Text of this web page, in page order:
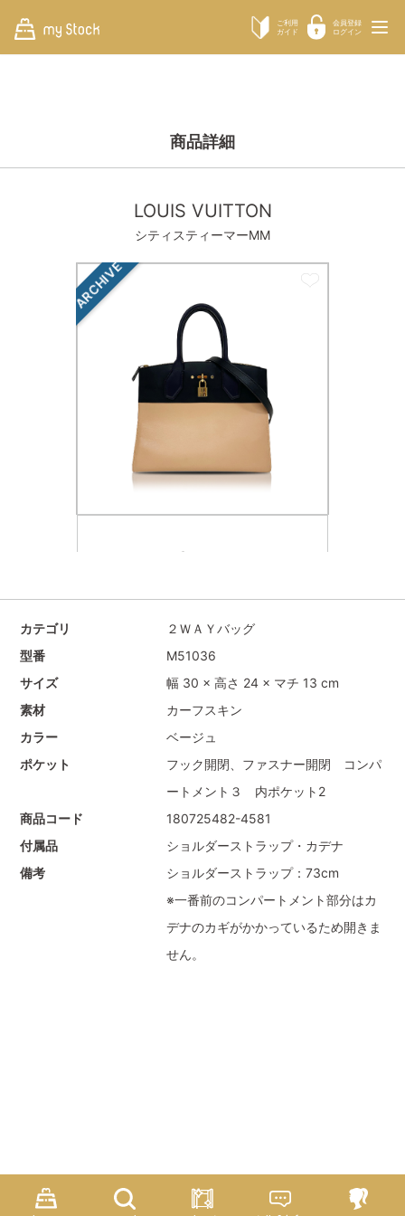
ご利用
ガイド
会員登録
ログイン
商品詳細
LOUIS VUITTON
シティスティーマーMM
ARCHIVE
カテゴリ
２ＷＡＹバッグ
型番
M51036
サイズ
幅 30 × 高さ 24 × マチ 13 cm
素材
カーフスキン
カラー
ベージュ
ポケット
フック開閉、ファスナー開閉 コンパ
ートメント３ 内ポケット2
商品コード
180725482-4581
付属品
ショルダーストラップ・カデナ
備考
ショルダーストラップ：73cm
※一番前のコンパートメント部分はカ
デナのカギがかかっているため開きま
せん。